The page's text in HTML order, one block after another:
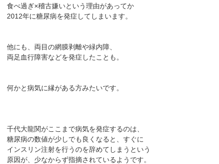
食べ過ぎ×稽古嫌いという理由があってか
2012年に糖尿病を発症してしまいます。
他にも、両目の網膜剥離や緑内障、
両足血行障害などを発症したことも。
何かと病気に縁がある方みたいです。
千代大龍関がここまで病気を発症するのは、
糖尿病の数値が少しでも良くなると、すぐに
インスリン注射を行うのを辞めてしまうという
原因が、少なからず指摘されているようです。